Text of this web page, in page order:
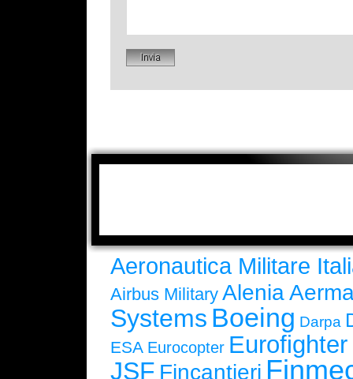
Aeronautica Militare
Airbus Military Alenia
Systems Boeing Darpa
ESA Eurocopter
JSF Fincantieri